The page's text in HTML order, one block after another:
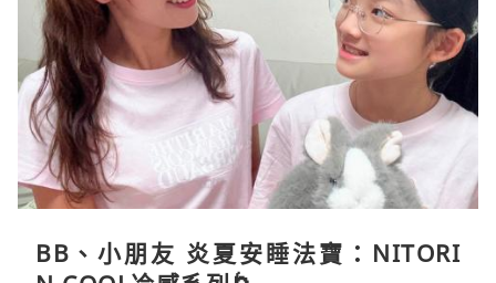
BB、小朋友 炎夏安睡法寶：NITORI